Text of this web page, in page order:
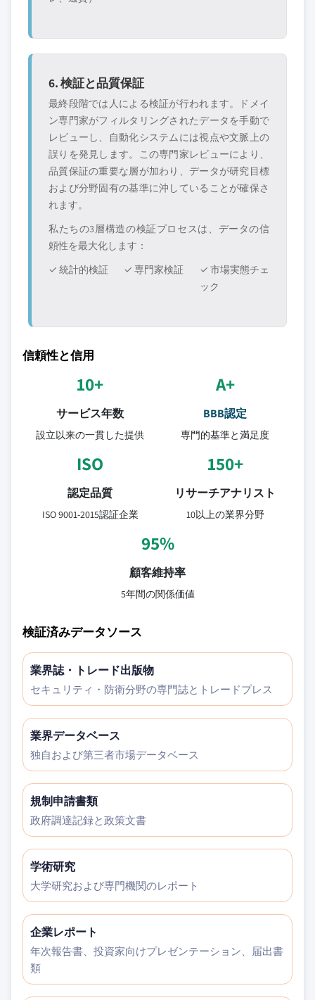
6. 検証と品質保証
最終段階では人による検証が行われます。ドメイ
ン専門家がフィルタリングされたデータを手動で
レビューし、自動化システムには視点や文脈上の
誤りを発見します。この専門家レビューにより、
品質保証の重要な層が加わり、データが研究目標
および分野固有の基準に沖していることが確保さ
れます。
私たちの3層構造の検証プロセスは、データの信
頼性を最大化します：
✓ 統計的検証
✓ 専門家検証
✓ 市場実態チェ
ック
信頼性と信用
10+
サービス年数
設立以来の一貫した提供
A+
BBB認定
専門的基準と満足度
ISO
認定品質
ISO 9001-2015認証企業
150+
リサーチアナリスト
10以上の業界分野
95%
顧客維持率
5年間の関係価値
検証済みデータソース
業界誌・トレード出版物
セキュリティ・防衛分野の専門誌とトレードプレス
業界データベース
独自および第三者市場データベース
規制申請書類
政府調達記録と政策文書
学術研究
大学研究および専門機関のレポート
企業レポート
年次報告書、投資家向けプレゼンテーション、届出書
類